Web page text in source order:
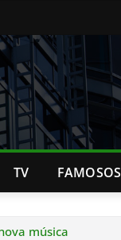
TV FAMOSOS
música